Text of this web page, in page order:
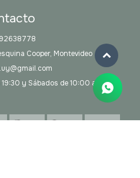
Cooper, Montevideo
y Sábados de 10:00 a 14:00